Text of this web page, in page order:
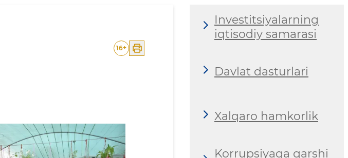
16+
Investitsiyalarning
iqtisodiy samarasi
Davlat dasturlari
Xalqaro hamkorlik
Korrupsiyaga qarshi